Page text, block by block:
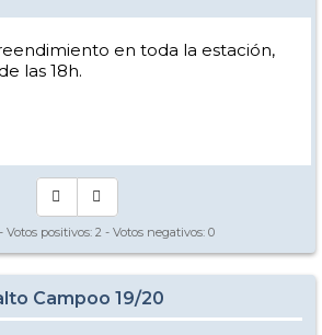
en toda la estación,
las 18h.
- Votos positivos: 2 - Votos negativos: 0
Campoo 19/20